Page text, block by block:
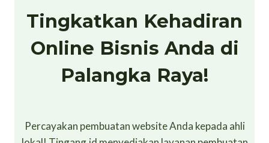
Tingkatkan Kehadiran
Online Bisnis Anda di
Palangka Raya!
Percayakan pembuatan website Anda kepada ahli